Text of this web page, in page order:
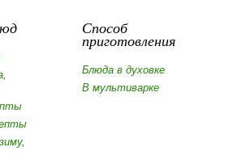
Способ
приготовления
Блюда в духовке
В мультиварке